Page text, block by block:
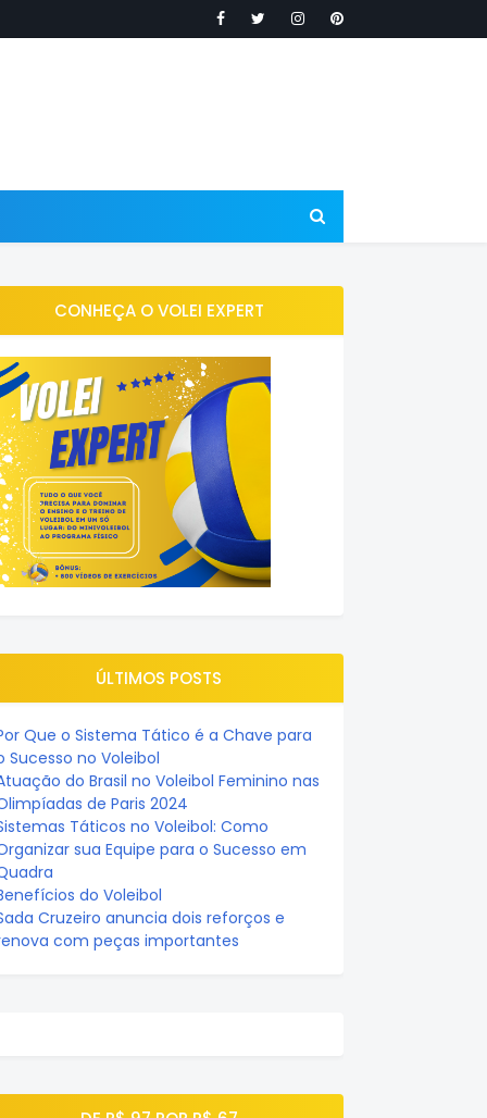
CONHEÇA O VOLEI EXPERT
ÚLTIMOS POSTS
Que o Sistema Tático é a Chave para
Sucesso no Voleibol
do Brasil no Voleibol Feminino nas
de Paris 2024
Táticos no Voleibol: Como
sua Equipe para o Sucesso em
do Voleibol
Cruzeiro anuncia dois reforços e
com peças importantes